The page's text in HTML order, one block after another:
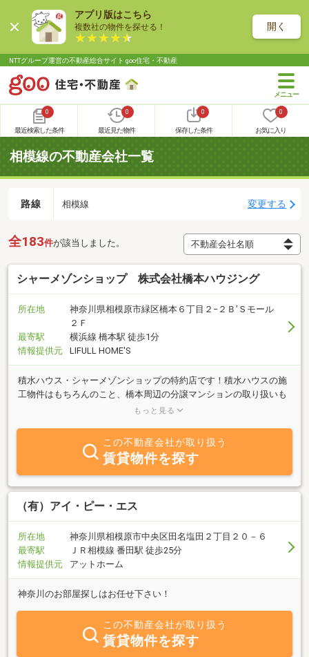
アプリ版はこちら
複数社の物件を探せる！ 開く
NTTグループ運営の不動産総合サイト goo住宅・不動産
0
最近検索した条件
0
最近見た物件
0
保存した条件
0
お気に入り
相模線の不動産会社一覧
路線 相模線 変更する
全183件が該当しました。
シャーメゾンショップ 株式会社橋本ハウジング
所在地
神奈川県相模原市緑区橋本６丁目２−２Ｂ’Ｓモール
２Ｆ
最寄駅
横浜線 橋本駅 徒歩1分
情報提供元
LIFULL HOME'S
積水ハウス・シャーメゾンショップの特約店です！積水ハウスの施
工物件はもちろんのこと、橋本周辺の分譲マンションの取り扱いも
多くございます！地元密着２５年以上の実績！橋本駅徒歩１分の橋
もっと見る
この不動産会社が取り扱う
賃貸物件を探す
（有）アイ・ピー・エス
所在地
神奈川県相模原市中央区田名塩田２丁目２０－６
最寄駅
ＪＲ相模線 番田駅 徒歩25分
情報提供元
アットホーム
神奈川のお部屋探しはお任せ下さい！
この不動産会社が取り扱う
賃貸物件を探す